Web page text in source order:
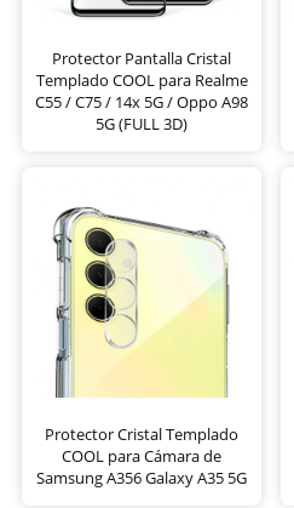
Protector Pantalla Cristal
Templado COOL para Realme
C55 / C75 / 14x 5G / Oppo A98
5G (FULL 3D)
Protector Cristal Templado
COOL para Cámara de
Samsung A356 Galaxy A35 5G